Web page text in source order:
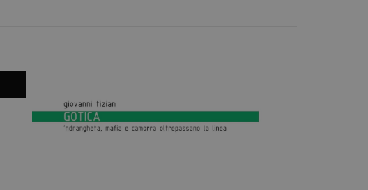
Cartella Stampa
Rassegna Stampa